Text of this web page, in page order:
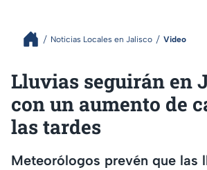
Noticias Locales en Jalisco Video
Lluvias seguirán en
con un aumento de
las tardes
Meteorólogos prevén que las